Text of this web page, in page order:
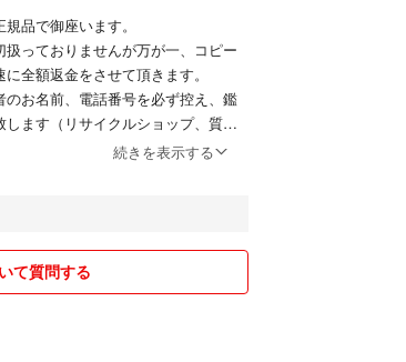
品で御座います。
っておりませんが万が一、コピー
全額返金をさせて頂きます。
お名前、電話番号を必ず控え、鑑
ます（リサイクルショップ、質屋
決価格ですが段階的に値下げはお
続きを表示する
て質問する